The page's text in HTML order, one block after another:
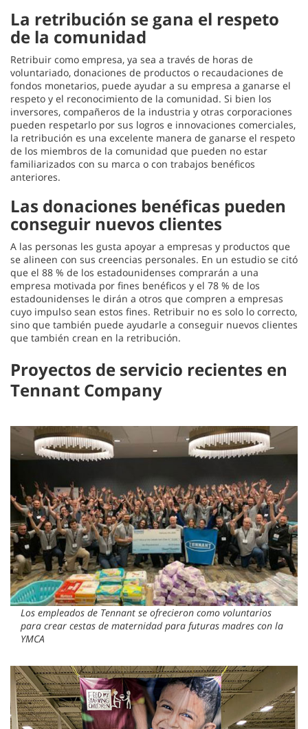
La retribución se gana el respeto
de la comunidad
Retribuir como empresa, ya sea a través de horas de
voluntariado, donaciones de productos o recaudaciones de
fondos monetarios, puede ayudar a su empresa a ganarse el
respeto y el reconocimiento de la comunidad. Si bien los
inversores, compañeros de la industria y otras corporaciones
pueden respetarlo por sus logros e innovaciones comerciales,
la retribución es una excelente manera de ganarse el respeto
de los miembros de la comunidad que pueden no estar
familiarizados con su marca o con trabajos benéficos
anteriores.
Las donaciones benéficas pueden
conseguir nuevos clientes
A las personas les gusta apoyar a empresas y productos que
se alineen con sus creencias personales. En un estudio se citó
que el 88 % de los estadounidenses comprarán a una
empresa motivada por fines benéficos y el 78 % de los
estadounidenses le dirán a otros que compren a empresas
cuyo impulso sean estos fines. Retribuir no es solo lo correcto,
sino que también puede ayudarle a conseguir nuevos clientes
que también crean en la retribución.
Proyectos de servicio recientes en
Tennant Company
Los empleados de Tennant se ofrecieron como voluntarios
para crear cestas de maternidad para futuras madres con la
YMCA